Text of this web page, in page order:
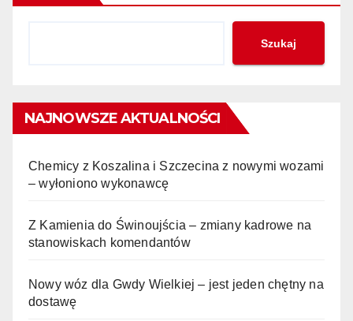
Szukaj
NAJNOWSZE AKTUALNOŚCI
Chemicy z Koszalina i Szczecina z nowymi wozami
– wyłoniono wykonawcę
Z Kamienia do Świnoujścia – zmiany kadrowe na
stanowiskach komendantów
Nowy wóz dla Gwdy Wielkiej – jest jeden chętny na
dostawę